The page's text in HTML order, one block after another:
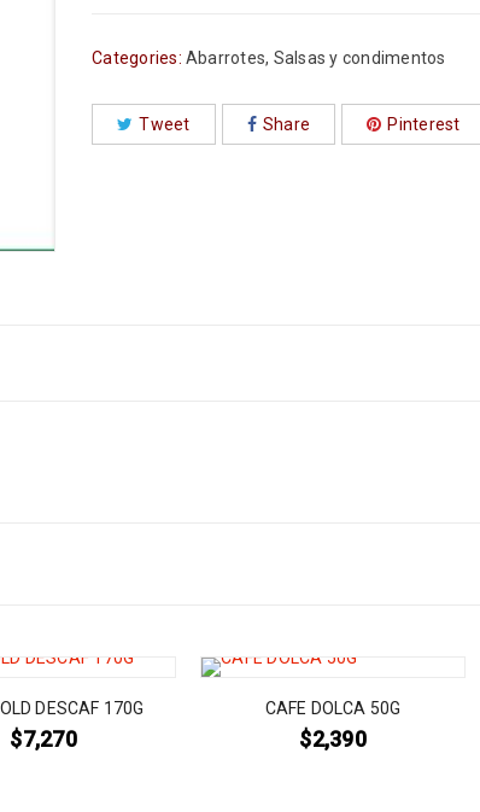
Categories: Abarrotes, Salsas y condimentos
Tweet Share Pinterest
DESCAF 170G
$7,270
CAFE DOLCA 50G
$2,390